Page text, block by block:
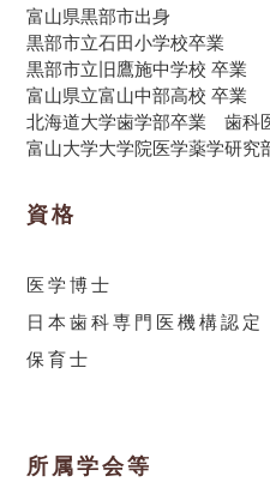
富山県黒部市出身
黒部市立石田小学校卒業
黒部市立旧鷹施中学校 卒業
富山県立富山中部高校 卒業
北海道大学歯学部卒業 歯科
富山大学大学院医学薬学研究
資格
医学博士
日本歯科専門医機構認
保育士
所属学会等